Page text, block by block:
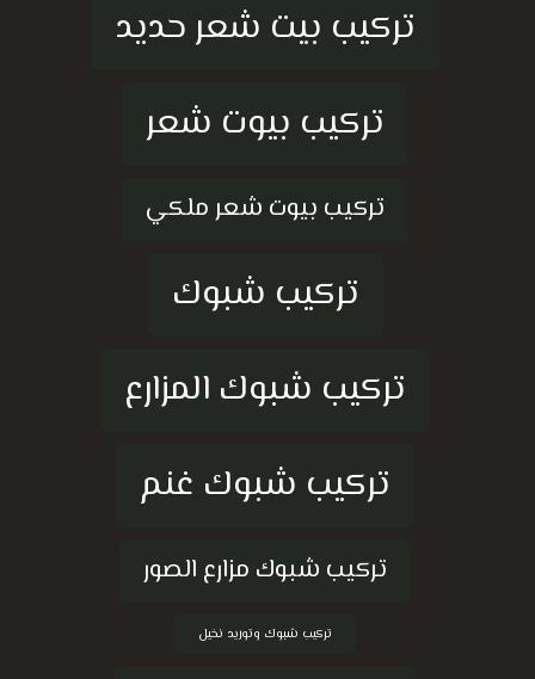
تركيب بيت شعر حديد
تركيب بيوت شعر
تركيب بيوت شعر ملكي
تركيب شبوك
تركيب شبوك المزارع
تركيب شبوك غنم
تركيب شبوك مزارع الصور
تركيب شبوك وتوريد نخيل